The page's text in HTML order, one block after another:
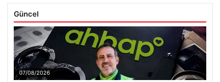
Güncel
07/08/2026